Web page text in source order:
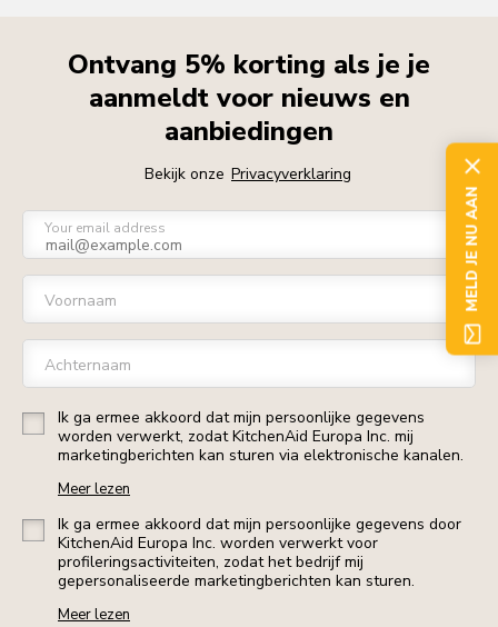
Ontvang 5% korting als je je
aanmeldt voor nieuws en
aanbiedingen
Bekijk onze Privacyverklaring
Your email address
Voornaam
Achternaam
Ik ga ermee akkoord dat mijn persoonlijke gegevens
worden verwerkt, zodat KitchenAid Europa Inc. mij
marketingberichten kan sturen via elektronische kanalen.
Meer lezen
Ik ga ermee akkoord dat mijn persoonlijke gegevens door
KitchenAid Europa Inc. worden verwerkt voor
profileringsactiviteiten, zodat het bedrijf mij
gepersonaliseerde marketingberichten kan sturen.
Meer lezen
MELD JE NU AAN